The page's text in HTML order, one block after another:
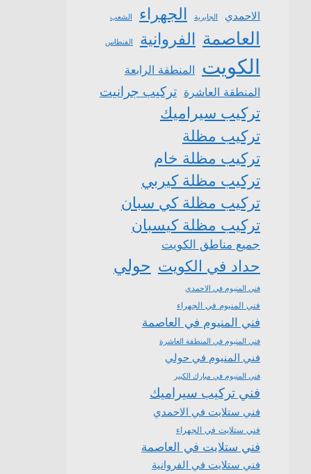
الاحمدي الجابرية الجهراء الشعب
العاصمة الفروانية الفنطاس
الكويت المنطقة الرابعة
المنطقة العاشرة تركيب جرانيت
تركيب سيراميك
تركيب مظلة
تركيب مظلة خام
تركيب مظلة كيربي
تركيب مظلة كي سبان
تركيب مظلة كيسبان
جميع مناطق الكويت
حداد في الكويت حولي
فني المنيوم في الاحمدي
فني المنيوم في الجهراء
فني المنيوم في العاصمة
فني المنيوم في المنطقة العاشرة
فني المنيوم في حولي
فني المنيوم في مبارك الكبير
فني تركيب سيراميك
فني ستلايت في الاحمدي
فني ستلايت في الجهراء
فني ستلايت في العاصمة
فني ستلايت في الفروانية